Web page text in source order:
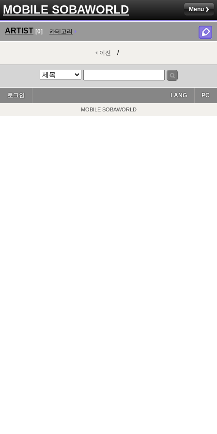
MOBILE SOBAWORLD Menu
ARTIST [0] 카테고리
이전 /
로그인 PC
LANG
MOBILE SOBAWORLD